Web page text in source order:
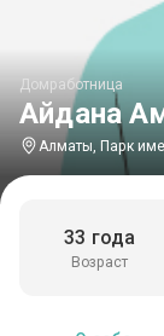
Айдана
Домработница
Алматы, Парк
Возраст
33 года